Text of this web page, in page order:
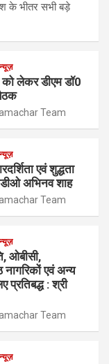
के भीतर सभी बड़े
को लेकर डीएम डॉ0
Team
एवं शुद्धता
अभिनव शाह
Team
ओबीसी,
नागरिकों एवं अन्य
प्रतिबद्ध : श्री
Team